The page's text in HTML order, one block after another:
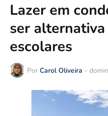
Lazer em
ser
escolares
Por Carol Oliveira -